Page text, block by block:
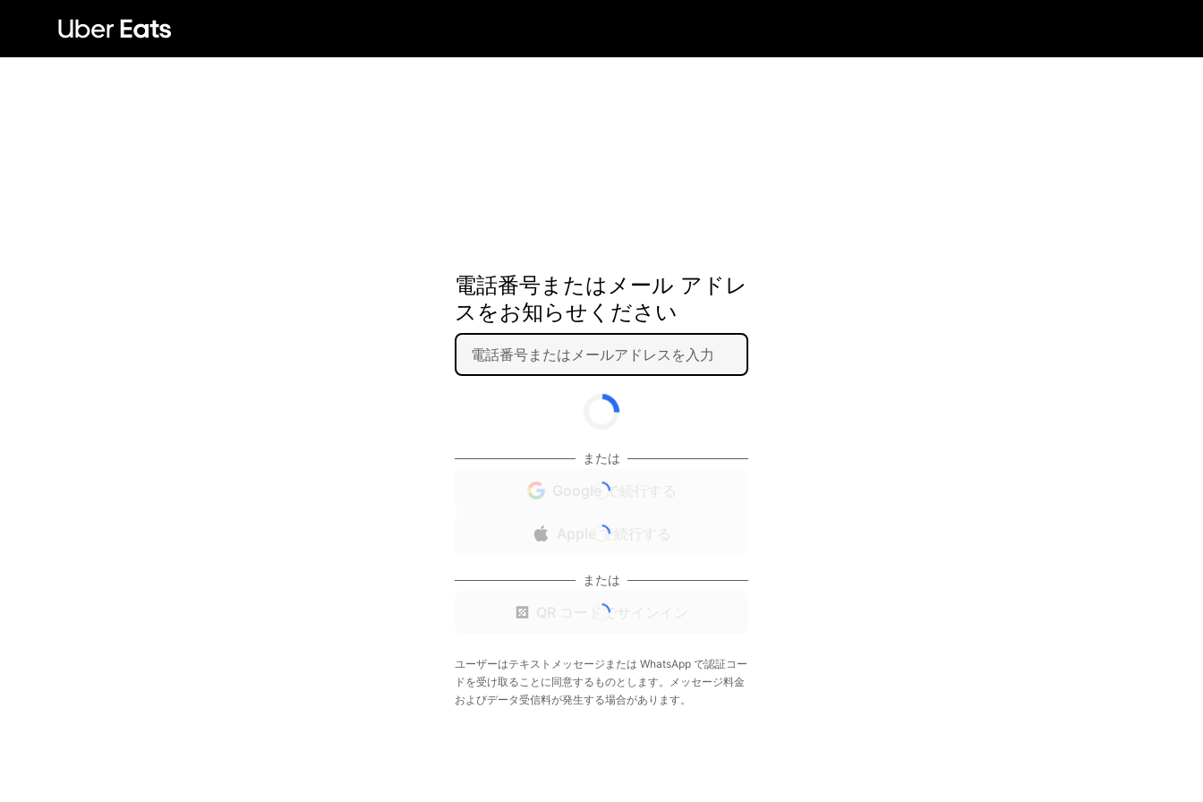
電話番号またはメール アドレ
スをお知らせください
または
Google で続行する
Apple で続行する
または
QR コードでサインイン
ユーザーはテキストメッセージまたは WhatsApp で認証コー
ドを受け取ることに同意するものとします。メッセージ料金
およびデータ受信料が発生する場合があります。